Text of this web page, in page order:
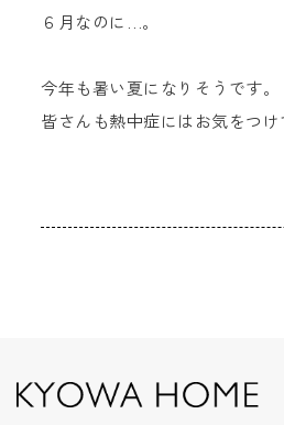
６月なのに…。
今年も暑い夏になりそうです。
皆さんも熱中症にはお気をつけ